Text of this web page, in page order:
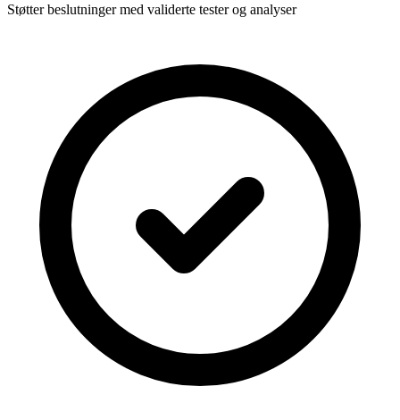
Støtter beslutninger med validerte tester og analyser